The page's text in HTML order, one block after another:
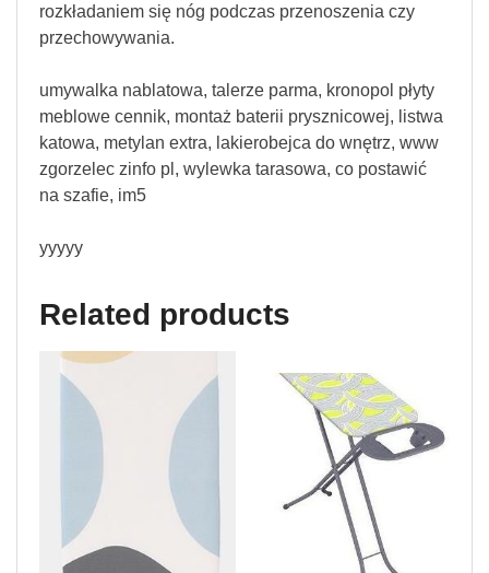
rozkładaniem się nóg podczas przenoszenia czy
przechowywania.
umywalka nablatowa, talerze parma, kronopol płyty
meblowe cennik, montaż baterii prysznicowej, listwa
katowa, metylan extra, lakierobejca do wnętrz, www
zgorzelec zinfo pl, wylewka tarasowa, co postawić
na szafie, im5
yyyyy
Related products